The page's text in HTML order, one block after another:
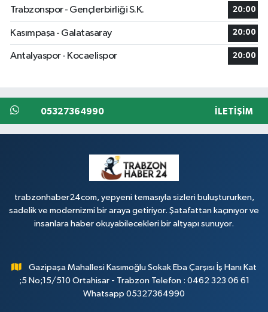
Trabzonspor - Gençlerbirliği S.K. 20:00
Kasımpaşa - Galatasaray 20:00
Antalyaspor - Kocaelispor 20:00
05327364990 İLETIŞIM
trabzonhaber24com, yepyeni temasıyla sizleri buluştururken,
sadelik ve modernizmi bir araya getiriyor. Şatafattan kaçınıyor ve
insanlara haber okuyabilecekleri bir altyapı sunuyor.
Gazipaşa Mahallesi Kasımoğlu Sokak Eba Çarşısı İş Hanı Kat
;5 No;15/510 Ortahisar - Trabzon Telefon : 0462 323 06 61
Whatsapp 05327364990